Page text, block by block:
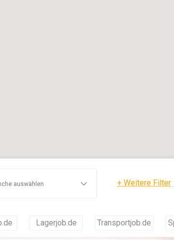
+ Weitere Filter
Lagerjob.de Transportjob.de